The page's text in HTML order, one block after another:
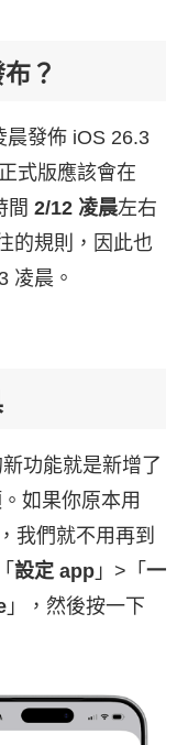
？
晨發佈 iOS 26.3
式版應該會在
間 2/12 凌晨左右
的規則，因此也
凌晨。
功能就是新增了
如果你原本用
我們就不用再到
設定 app 」>「 一
」，然後按一下